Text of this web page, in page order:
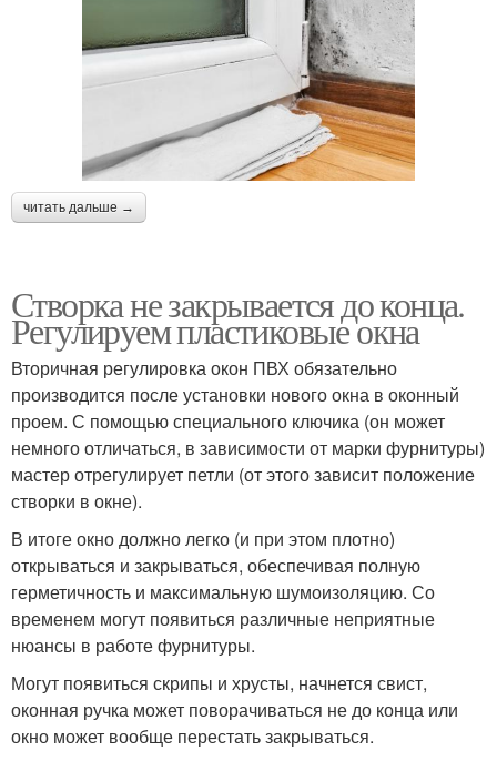
читать дальше →
Створка не закрывается до конца.
Регулируем пластиковые окна
Вторичная регулировка окон ПВХ обязательно
производится после установки нового окна в оконный
проем. С помощью специального ключика (он может
немного отличаться, в зависимости от марки фурнитуры)
мастер отрегулирует петли (от этого зависит положение
створки в окне).
В итоге окно должно легко (и при этом плотно)
открываться и закрываться, обеспечивая полную
герметичность и максимальную шумоизоляцию. Со
временем могут появиться различные неприятные
нюансы в работе фурнитуры.
Могут появиться скрипы и хрусты, начнется свист,
оконная ручка может поворачиваться не до конца или
окно может вообще перестать закрываться.